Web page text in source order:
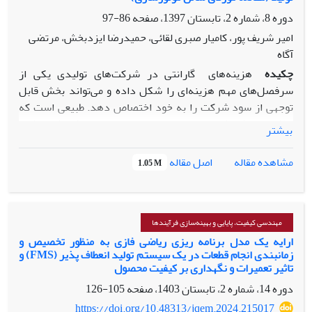
جامعه، با بکارگیری الگوریتم ژنتیک، برای کاربردی صنعتی نشان
می‌دهیم.
دوره 8، شماره 2، تابستان 1397، صفحه
86-97
امیر شریف پور، کامیار صبری لقائی، حمیدرضا ایزدبخش، مرتضی
آگاه
چکیده
هزینه­‌های گارانتی در شرکت­‌های تولیدی یکی از
سرفصل­‌های مهم هزینه‌­ای را شکل داده و می­‌تواند بخش قابل
توجهی از سود شرکت را به خود اختصاص دهد. طبیعی است که
تلاش برای کاهش این هزینه­‌ها می­‌تواند منجر به افزایش حاشیه
سود شود. در همین راستا شناسایی ایرادات قابلیت اطمینانی
پیش از وقوع آن‌­ها می­‌تواند به کاهش هر چه بیشتر این هزینه­‌ها
و همچنین کاهش نارضایتی مشتری کمک کند. از آنجایی که
مشکلات قابلیت اطمینان ممکن است ناشی از ایرادات تولیدی
بازگشت‌­های گارانتی کمک شایانی می­‌کند. لذا در این مقاله، یک
مدل تشخیص زودهنگام ایرادات قابلیت اطمینان محصول با
استفاده از تحلیل داده­‌های گارانتی و پارامترهای کیفی خط تولید
طراحی شده است. در همین راستا یک مطالعه موردی بر روی
موتورهایTU5 ایران خودرو انجام شده است.
بیشتر
مشاهده مقاله
اصل مقاله 1.05 M
مهندسی کیفیت، پایایی و بهینه‌سازی فرآیندها
ارایه یک مدل برنامه ریزی ریاضی فازی به منظور تخصیص و
زمانبندی انجام قطعات در یک سیستم تولید انعطاف پذیر (FMS) و
تاثیر تعمیرات و نگهداری بر کیفیت محصول
دوره 14، شماره 2، تابستان 1403، صفحه
105-126